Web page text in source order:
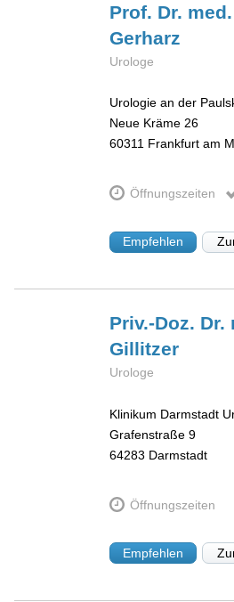
Prof. Dr.
Gerharz
Urologe
Urologie an der
Neue Kräme 26
60311 Frankfurt am
Öffnungszeiten
Empfehlen
Priv.-Doz. Dr.
Gillitzer
Urologe
Klinikum Darmstadt
Grafenstraße 9
64283 Darmstadt
Öffnungszeiten
Empfehlen